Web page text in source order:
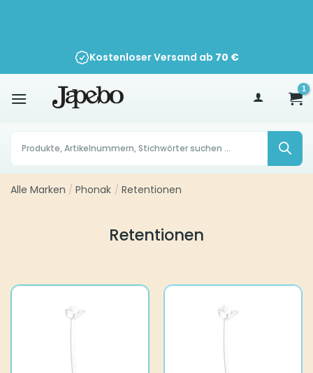
Kostenloser Versand ab 70 €
Products
search
Alle Marken / Phonak / Retentionen
Retentionen